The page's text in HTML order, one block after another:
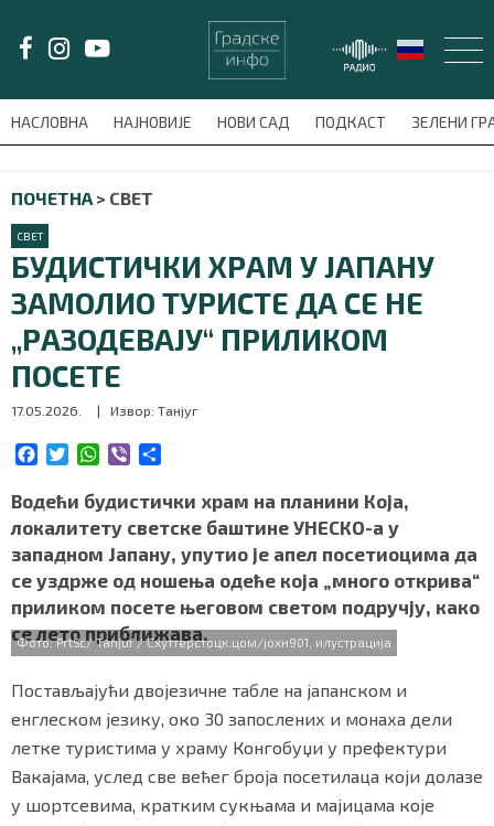
НАСЛОВНА НАЈНОВИЈЕ НОВИ САД ПОДКАСТ ЗЕЛЕНИ
meni'); $this_item = current( wp_filter_object_list(
ПОЧЕТНА > СВЕТ
СВЕТ
БУДИСТИЧКИ ХРАМ У ЈАПАНУ
ЗАМОЛИО ТУРИСТЕ ДА СЕ НЕ
„РАЗОДЕВАЈУ“ ПРИЛИКОМ
ПОСЕТЕ
17.05.2026. | Извор: Танјуг
c
e
b
o
o
k
i
t
t
e
r
W
a
t
s
A
p
p
b
e
r
a
r
e
Водећи будистички храм на планини Која,
локалитету светске баштине УНЕСКО-а у
западном Јапану, упутио је апел посетиоцима да
се уздрже од ношења одеће која „много открива“
приликом посете његовом светом подручју, како
се лето приближава.
Фото: PrtSc/ Tanjuf / Схуттерстоцк.цом/јохн901, илустрација
Постављајући двојезичне табле на јапанском и
енглеском језику, око 30 запослених и монаха дели
летке туристима у храму Конгобуџи у префектури
Вакајама, услед све већег броја посетилаца који долазе
у шортсевима, кратким сукњама и мајицама које
LAT/ЋИР
НАСЛОВНА
НАЈНОВИЈЕ
НОВИ САД
ПОДКАСТ
ЗЕЛЕНИ ГРАД
ВИДЕО
СПЕЦИЈАЛИ
БЛОГ
СРБИЈА
СВЕТ
ЖИВОТ И СТИЛ
СПОРТ
БИЗНИС